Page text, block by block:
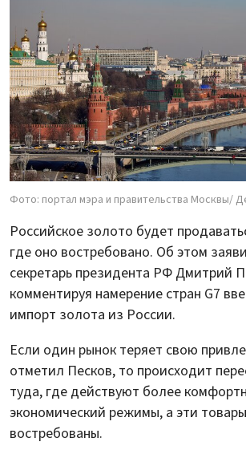
Фото: портал мэра и правительства Москвы/
Российское золото будет
где оно востребовано. Об этом
секретарь президента РФ Дмитрий
комментируя намерение стран G7
импорт золота из России.
Если один рынок теряет свою
отметил Песков, то происходит
туда, где действуют более
экономический режимы, а эти
востребованы.